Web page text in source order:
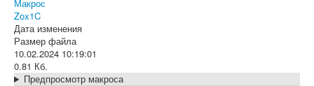
Макрос
Zox1C
Дата изменения
Размер файла
10.02.2024 10:19:01
0.81 Кб.
Предпросмотр макроса